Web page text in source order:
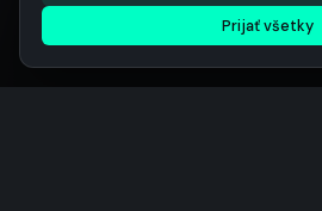
Prijať všetky